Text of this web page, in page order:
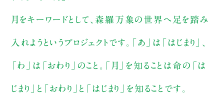
月をキーワードとして、森羅万象の世界へ足を踏み
入れようというプロジェクトです。「あ」は「はじまり」、
「わ」は「おわり」のこと。「月」を知ることは命の「は
じまり」と「おわり」と「はじまり」を知ることです。